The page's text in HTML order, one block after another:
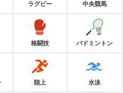
ラグビー 中央競馬
格闘技 バドミントン
陸上 水泳